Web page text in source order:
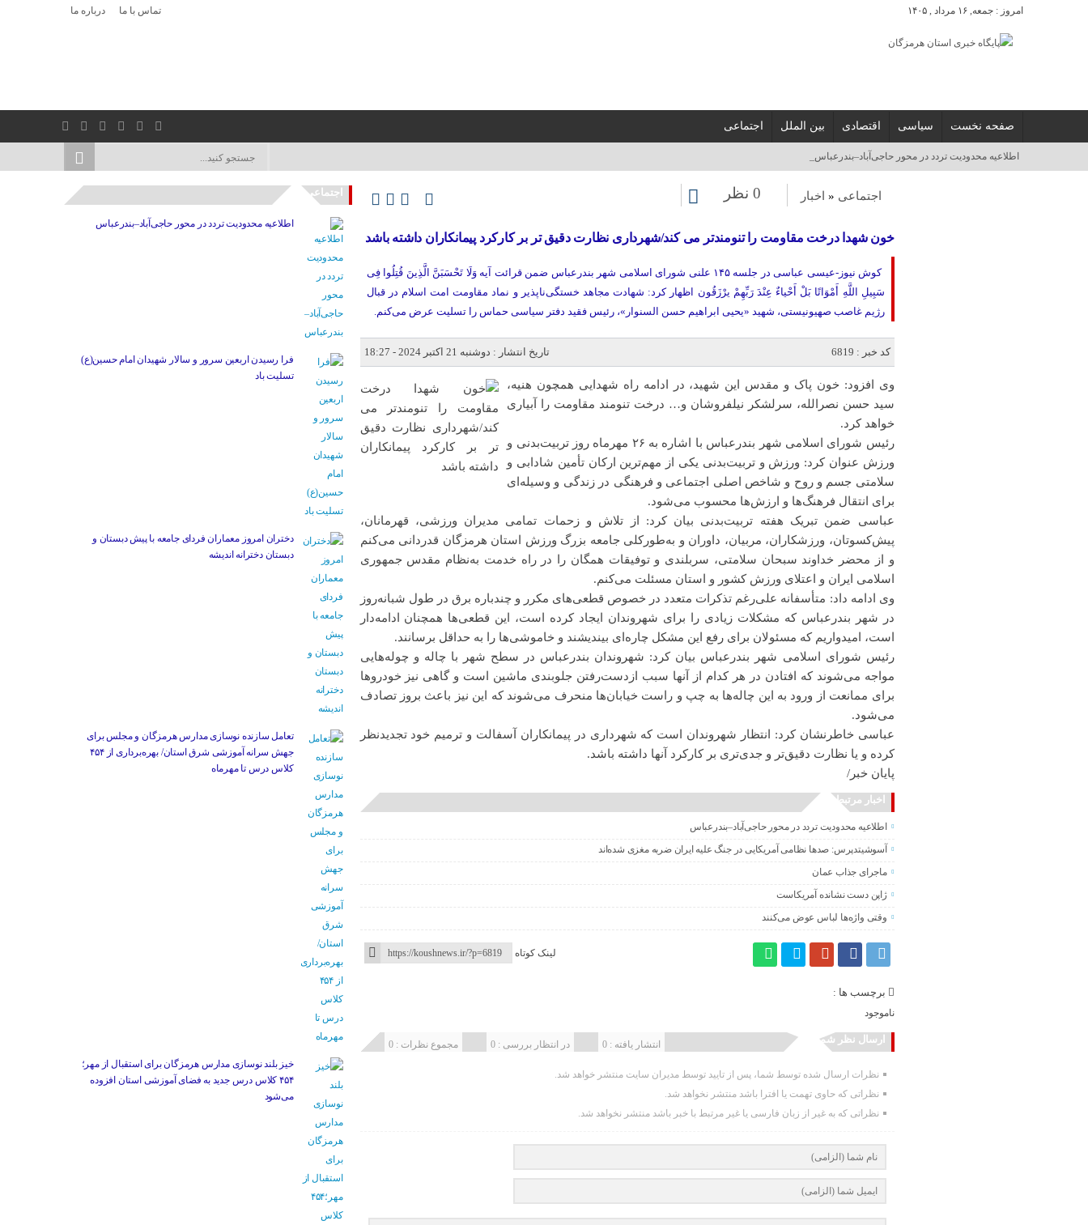
امروز : جمعه, ۱۶ مرداد , ۱۴۰۵ تماس با ما درباره ما
صفحه نخست سیاسی اقتصادی بین الملل اجتماعی
آسوشیتدپرس_
اجتماعی « اخبار 0 نظر
خون شهدا درخت مقاومت را تنومندتر می کند/شهرداری نظارت دقیق تر بر کارکرد پیمانکاران داشته باشد
کوش نیوز-عیسی عباسی در جلسه ۱۴۵ علنی شورای اسلامی شهر بندرعباس ضمن قرائت آیه وَلَا تَحْسَبَنَّ الَّذِینَ قُتِلُوا فِی
سَبِیلِ اللَّهِ أَمْوَاتًا بَلْ أَحْیاءٌ عِنْدَ رَبِّهِمْ یرْزَقُون اظهار کرد: شهادت مجاهد خستگی‌ناپذیر و نماد مقاومت امت اسلام در قبال
رژیم غاصب صهیونیستی، شهید «یحیی ابراهیم حسن السنوار»، رئیس فقید دفتر سیاسی حماس را تسلیت عرض می‌کنم.
کد خبر : 6819 تاریخ انتشار : دوشنبه 21 اکتبر 2024 - 18:27
وی افزود: خون پاک و مقدس این شهید، در ادامه راه شهدایی همچون هنیه،
سید حسن نصرالله، سرلشکر نیلفروشان و… درخت تنومند مقاومت را آبیاری
خواهد کرد.
رئیس شورای اسلامی شهر بندرعباس با اشاره به ۲۶ مهرماه روز تربیت‌بدنی و
ورزش عنوان کرد: ورزش و تربیت‌بدنی یکی از مهم‌ترین ارکان تأمین شادابی و
سلامتی جسم و روح و شاخص اصلی اجتماعی و فرهنگی در زندگی و وسیله‌ای
برای انتقال فرهنگ‌ها و ارزش‌ها محسوب می‌شود.
عباسی ضمن تبریک هفته تربیت‌بدنی بیان کرد: از تلاش و زحمات تمامی مدیران ورزشی، قهرمانان،
پیش‌کسوتان، ورزشکاران، مربیان، داوران و به‌طورکلی جامعه بزرگ ورزش استان هرمزگان قدردانی می‌کنم
و از محضر خداوند سبحان سلامتی، سربلندی و توفیقات همگان را در راه خدمت به‌نظام مقدس جمهوری
اسلامی ایران و اعتلای ورزش کشور و استان مسئلت می‌کنم.
وی ادامه داد: متأسفانه علی‌رغم تذکرات متعدد در خصوص قطعی‌های مکرر و چندباره برق در طول شبانه‌روز
در شهر بندرعباس که مشکلات زیادی را برای شهروندان ایجاد کرده است، این قطعی‌ها همچنان ادامه‌دار
است، امیدواریم که مسئولان برای رفع این مشکل چاره‌ای بیندیشند و خاموشی‌ها را به حداقل برسانند.
رئیس شورای اسلامی شهر بندرعباس بیان کرد: شهروندان بندرعباس در سطح شهر با چاله و چوله‌هایی
مواجه می‌شوند که افتادن در هر کدام از آنها سبب ازدست‌رفتن جلوبندی ماشین است و گاهی نیز خودروها
برای ممانعت از ورود به این چاله‌ها به چپ و راست خیابان‌ها منحرف می‌شوند که این نیز باعث بروز تصادف
می‌شود.
عباسی خاطرنشان کرد: انتظار شهروندان است که شهرداری در پیمانکاران آسفالت و ترمیم خود تجدیدنظر
کرده و یا نظارت دقیق‌تر و جدی‌تری بر کارکرد آنها داشته باشد.
پایان خبر/
اخبار مرتبط
اطلاعیه محدودیت تردد در محور حاجی‌آباد–بندرعباس
آسوشیتدپرس: صدها نظامی آمریکایی در جنگ علیه ایران ضربه مغزی شده‌اند
ماجرای جذاب عمان
ژاپن دست نشانده آمریکاست
وقتی واژه‌ها لباس عوض می‌کنند
لینک کوتاه
برچسب ها :
ناموجود
ارسال نظر شما مجموع نظرات : 0 در انتظار بررسی : 0 انتشار یافته : 0
نظرات ارسال شده توسط شما، پس از تایید توسط مدیران سایت منتشر خواهد شد.
نظراتی که حاوی تهمت یا افترا باشد منتشر نخواهد شد.
نظراتی که به غیر از زبان فارسی یا غیر مرتبط با خبر باشد منتشر نخواهد شد.
اجتماعی
اطلاعیه محدودیت تردد در محور حاجی‌آباد–بندرعباس
فرا رسیدن اربعین سرور و سالار شهیدان امام حسین(ع)
تسلیت باد
دختران امروز معماران فردای جامعه با پیش دبستان و
دبستان دخترانه اندیشه
تعامل سازنده نوسازی مدارس هرمزگان و مجلس برای
جهش سرانه آموزشی شرق استان/ بهره‌برداری از ۴۵۴
کلاس درس تا مهرماه
خیز بلند نوسازی مدارس هرمزگان برای استقبال از مهر؛
۴۵۴ کلاس درس جدید به فضای آموزشی استان افزوده
می‌شود